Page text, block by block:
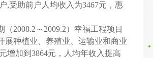
户,受助前户人均收入为3467元，惠
（2008.2 ～ 2009.2）幸福工程项目
展种植业、养殖业、运输业和商业
元增加到 3864元，人均年收入提高